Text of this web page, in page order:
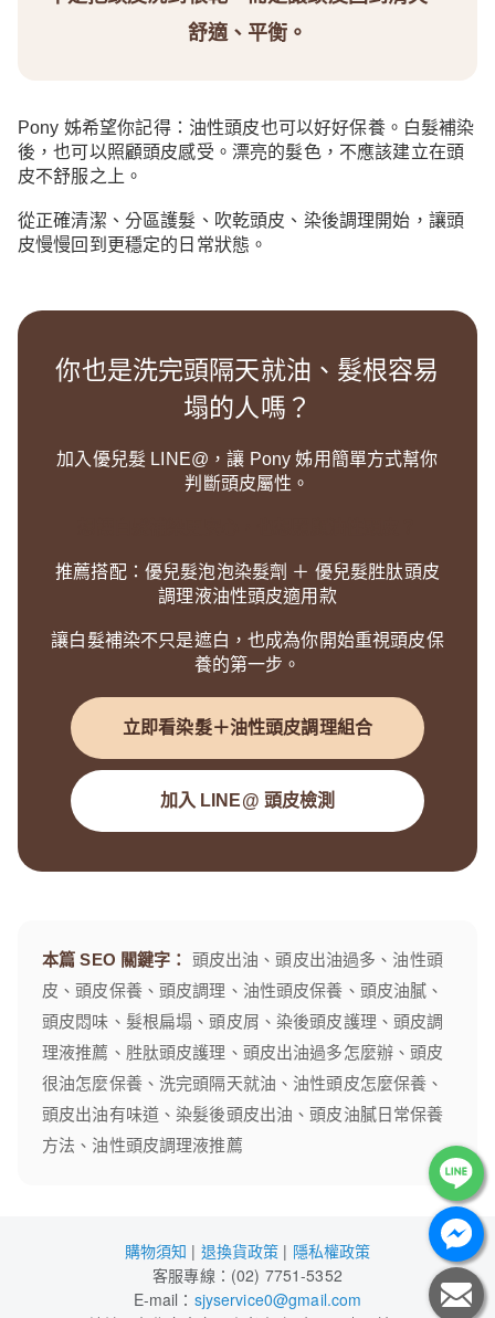
舒適、平衡。
Pony 姊希望你記得：油性頭皮也可以好好保養。白髮補染
後，也可以照顧頭皮感受。漂亮的髮色，不應該建立在頭
皮不舒服之上。
從正確清潔、分區護髮、吹乾頭皮、染後調理開始，讓頭
皮慢慢回到更穩定的日常狀態。
你也是洗完頭隔天就油、髮根容易
塌的人嗎？
加入優兒髮 LINE@，讓 Pony 姊用簡單方式幫你
判斷頭皮屬性。
推薦搭配：優兒髮泡泡染髮劑 ＋ 優兒髮胜肽頭皮
調理液油性頭皮適用款
讓白髮補染不只是遮白，也成為你開始重視頭皮保
養的第一步。
立即看染髮＋油性頭皮調理組合
加入 LINE@ 頭皮檢測
本篇 SEO 關鍵字： 頭皮出油、頭皮出油過多、油性頭
皮、頭皮保養、頭皮調理、油性頭皮保養、頭皮油膩、
頭皮悶味、髮根扁塌、頭皮屑、染後頭皮護理、頭皮調
理液推薦、胜肽頭皮護理、頭皮出油過多怎麼辦、頭皮
很油怎麼保養、洗完頭隔天就油、油性頭皮怎麼保養、
頭皮出油有味道、染髮後頭皮出油、頭皮油膩日常保養
方法、油性頭皮調理液推薦
購物須知 | 退換貨政策 | 隱私權政策
客服專線：(02) 7751-5352
E-mail： sjyservice0@gmail.com